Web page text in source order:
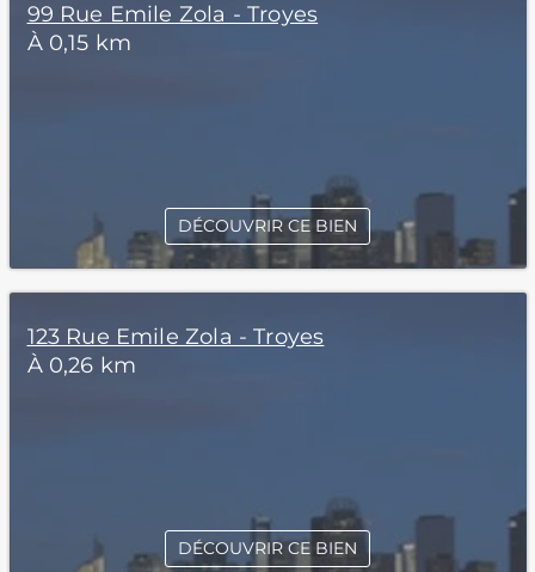
99 Rue Emile Zola - Troyes
À 0,15 km
DÉCOUVRIR CE BIEN
123 Rue Emile Zola - Troyes
À 0,26 km
DÉCOUVRIR CE BIEN